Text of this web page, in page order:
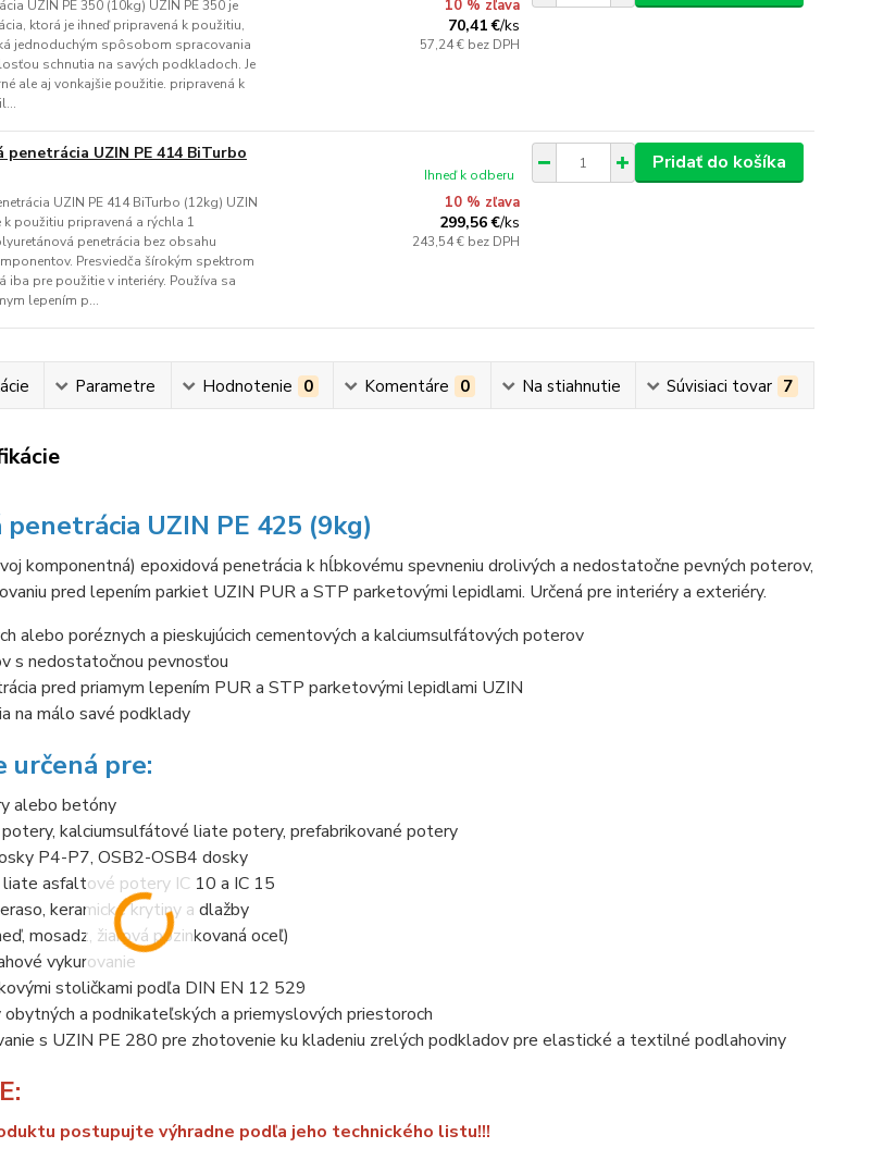
UZIN PE 350 (10kg) UZIN PE 350 je
ktorá je ihneď pripravená k použitiu,
jednoduchým spôsobom spracovania
schnutia na savých podkladoch. Je
ale aj vonkajšie použitie. pripravená k
10 % zľava
70,41 €/ks
57,24 € bez DPH
penetrácia UZIN PE 414 BiTurbo
UZIN PE 414 BiTurbo (12kg) UZIN
k použitiu pripravená a rýchla 1
penetrácia bez obsahu
Presviedča šírokým spektrom
iba pre použitie v interiéry. Používa sa
lepením p...
10 % zľava
299,56 €/ks
243,54 € bez DPH
Ihneď k odberu
Pridať do košíka
Parametre Hodnotenie 0 Komentáre 0 Na stiahnutie Súvisiaci tovar 7
UZIN PE 425 (9kg)
komponentná) epoxidová penetrácia k hĺbkovému spevneniu drolivých a nedostatočne pevných poterov,
pred lepením parkiet UZIN PUR a STP parketovými lepidlami. Určená pre interiéry a exteriéry.
alebo poréznych a pieskujúcich cementových a kalciumsulfátových poterov
s nedostatočnou pevnosťou
pred priamym lepením PUR a STP parketovými lepidlami UZIN
na málo savé podklady
určená pre:
alebo betóny
kalciumsulfátové liate potery, prefabrikované potery
P4-P7, OSB2-OSB4 dosky
liate asfaltové potery IC 10 a IC 15
keramické krytiny a dlažby
mosadz, žiarová pozinkovaná oceľ)
vykurovanie
stoličkami podľa DIN EN 12 529
obytných a podnikateľských a priemyslových priestoroch
s UZIN PE 280 pre zhotovenie ku kladeniu zrelých podkladov pre elastické a textilné podlahoviny
postupujte výhradne podľa jeho technického listu!!!